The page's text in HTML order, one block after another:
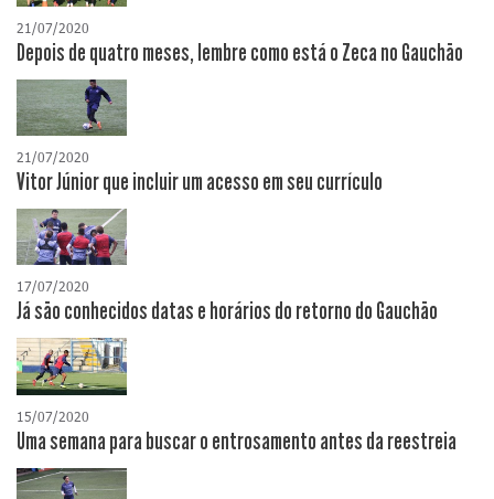
21/07/2020
Depois de quatro meses, lembre como está o Zeca no Gauchão
21/07/2020
Vitor Júnior que incluir um acesso em seu currículo
17/07/2020
Já são conhecidos datas e horários do retorno do Gauchão
15/07/2020
Uma semana para buscar o entrosamento antes da reestreia